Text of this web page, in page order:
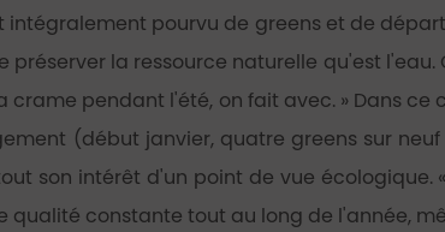
pourvu de greens et de
la ressource naturelle qu'est
crame pendant l'été, on fait avec. » Dans
(début janvier, quatre greens sur
son intérêt d'un point de vue
constante tout au long de l'année,